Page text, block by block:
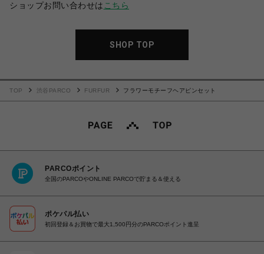
ショップお問い合わせは こちら
SHOP TOP
TOP 渋谷PARCO FURFUR フラワーモチーフヘアピンセット
PARCOポイント
全国のPARCOやONLINE PARCOで貯まる＆使える
ポケパル払い
初回登録＆お買物で最大1,500円分のPARCOポイント進呈